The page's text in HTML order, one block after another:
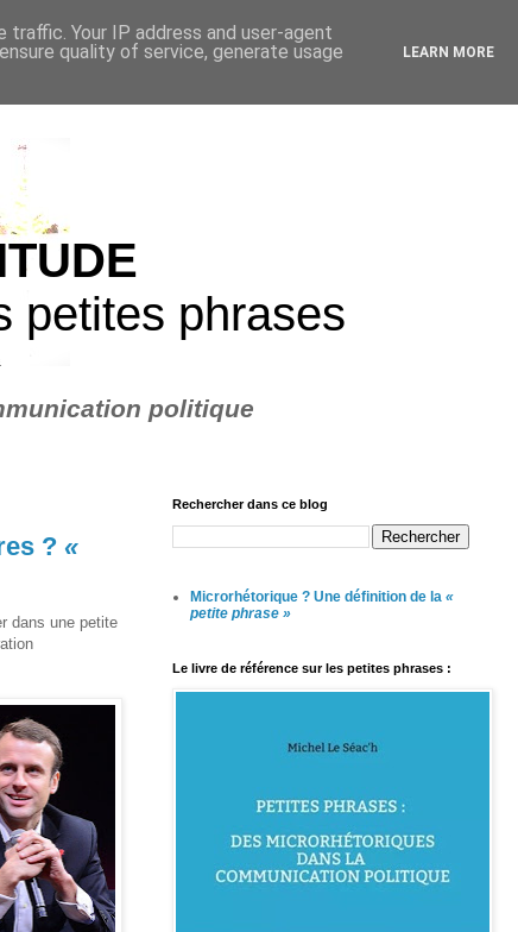
petites phrases
politique
? «
dans une petite
Rechercher dans ce blog
Microrhétorique ? Une définition de la «
petite phrase »
Le livre de référence sur les petites phrases :
Your IP address and user-agent
quality of service, generate usage
LEARN MORE